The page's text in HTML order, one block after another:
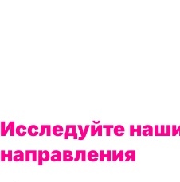
Исследуйте
направления